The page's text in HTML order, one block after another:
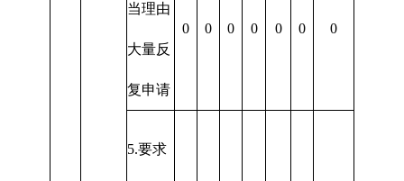
当理由
大量反
复申请
0 0 0 0 0 0 0
5.要求